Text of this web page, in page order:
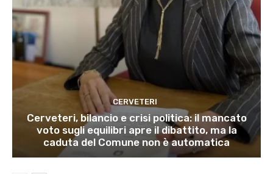
CERVETERI
Cerveteri, bilancio e crisi politica: il mancato
voto sugli equilibri apre il dibattito, ma la
caduta del Comune non è automatica